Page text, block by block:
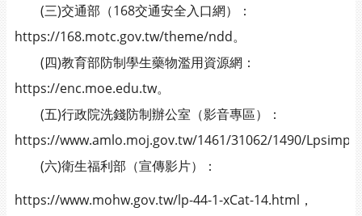
(三)交通部（168交通安全入口網）：
https://168.motc.gov.tw/theme/ndd。
(四)教育部防制學生藥物濫用資源網：
https://enc.moe.edu.tw。
(五)行政院洗錢防制辦公室（影音專區）：
https://www.amlo.moj.gov.tw/1461/31062/1490/
(六)衛生福利部（宣傳影片）：
https://www.mohw.gov.tw/lp-44-1-xCat-14.html，